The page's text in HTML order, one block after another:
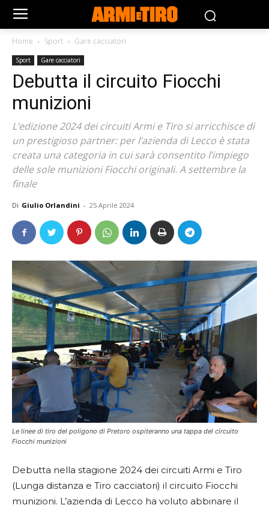
Home Sport Gare cacciatori
Sport Gare cacciatori
Debutta il circuito Fiocchi
munizioni
L’edizione 2024 dei circuiti Armi e Tiro si arricchisce di
un prestigioso partner: per l’azienda di Lecco è stata
creata una categoria in cui sarà consentito l’impiego
delle sole munizioni Fiocchi originali. A settembre la
finale
Di Giulio Orlandini - 25 Aprile 2024
Le linee di tiro del poligono di Pretoro ospiteranno una tappa del circuito
Fiocchi munizioni
Debutta nella stagione 2024 dei circuiti Armi e Tiro
(Lunga distanza e Tiro cacciatori) il circuito Fiocchi
munizioni. L’azienda di Lecco ha voluto abbinare il